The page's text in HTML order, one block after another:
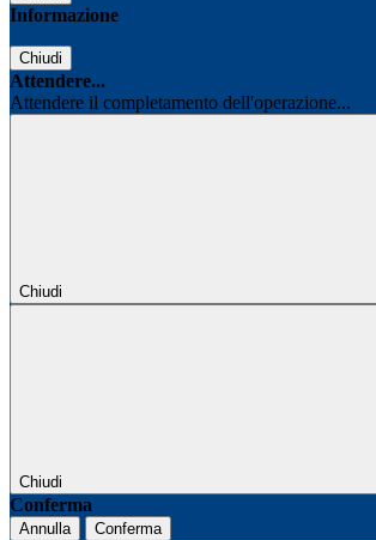
Informazione
Chiudi
Attendere...
Attendere il completamento dell'operazione...
Chiudi
Chiudi
Conferma
Annulla Conferma